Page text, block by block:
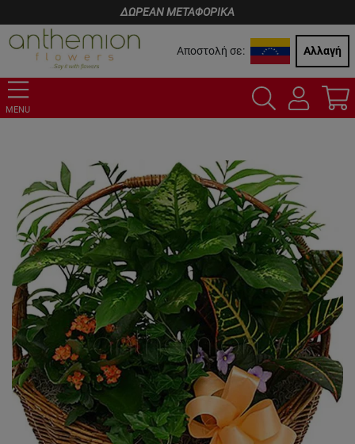
ΔΩΡΕΑΝ ΜΕΤΑΦΟΡΙΚΑ
Αποστολή σε: Αλλαγή
MENU